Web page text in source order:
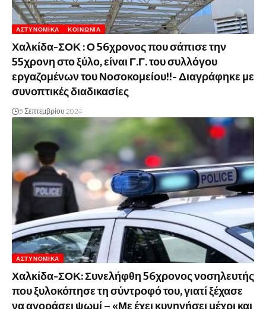
ΑΣΤΥΝΟΜΙΚΆ ΚΟΙΝΩΝΊΑ
Χαλκίδα-ΣΟΚ : Ο 56χρονος που σάπισε την
55χρονη στο ξύλο, είναι Γ.Γ. του συλλόγου
εργαζομένων του Νοσοκομείου!!- Διαγράφηκε με
συνοπτικές διαδικασίες
5 Σεπτεμβρίου 2024
ΑΣΤΥΝΟΜΙΚΆ
Χαλκίδα-ΣΟΚ: Συνελήφθη 56χρονος νοσηλευτής
που ξυλοκόπησε τη σύντροφό του, γιατί ξέχασε
να αγοράσει ψωμί – «Με έχει κυνηγήσει μέχρι και